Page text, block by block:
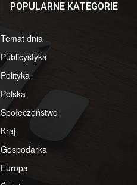
POPULARNE KATEGORIE
Temat dnia
Publicystyka
Polityka
Polska
Społeczeństwo
Kraj
Gospodarka
Europa